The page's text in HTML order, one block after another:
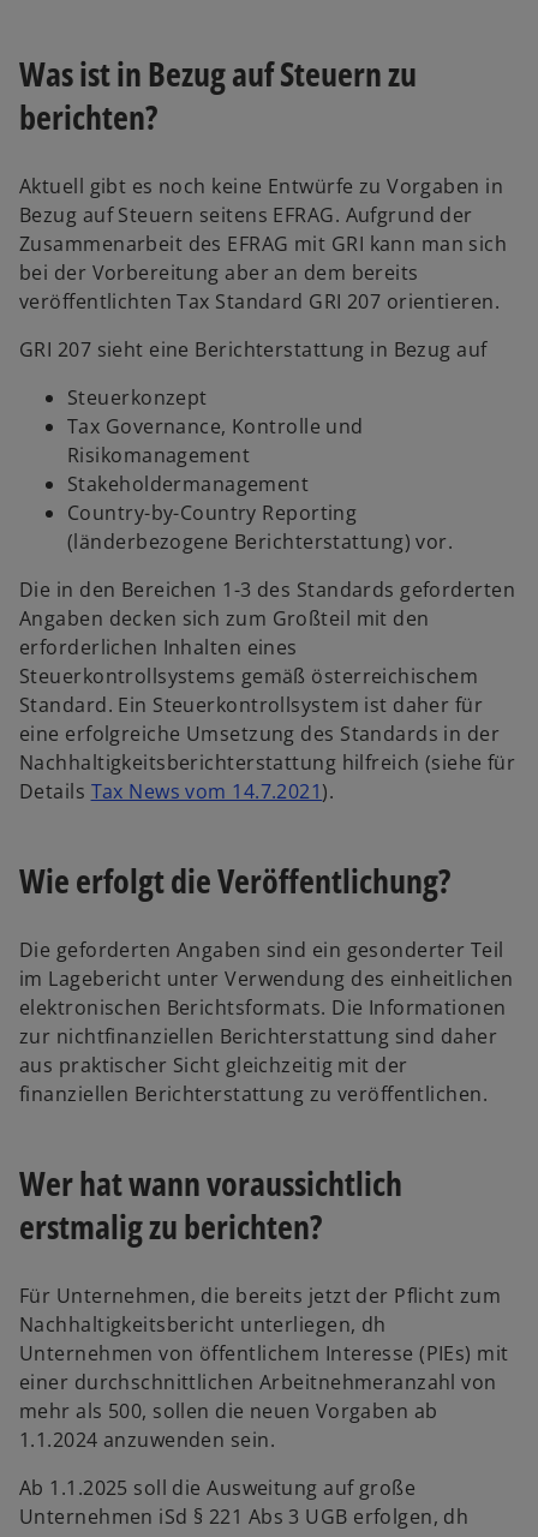
Was ist in Bezug auf Steuern zu
berichten?
Aktuell gibt es noch keine Entwürfe zu Vorgaben in
Bezug auf Steuern seitens EFRAG. Aufgrund der
Zusammenarbeit des EFRAG mit GRI kann man sich
bei der Vorbereitung aber an dem bereits
veröffentlichten Tax Standard GRI 207 orientieren.
GRI 207 sieht eine Berichterstattung in Bezug auf
Steuerkonzept
Tax Governance, Kontrolle und
Risikomanagement
Stakeholdermanagement
Country-by-Country Reporting
(länderbezogene Berichterstattung) vor.
Die in den Bereichen 1-3 des Standards geforderten
Angaben decken sich zum Großteil mit den
erforderlichen Inhalten eines
Steuerkontrollsystems gemäß österreichischem
Standard. Ein Steuerkontrollsystem ist daher für
eine erfolgreiche Umsetzung des Standards in der
Nachhaltigkeitsberichterstattung hilfreich (siehe für
Details Tax News vom 14.7.2021).
Wie erfolgt die Veröffentlichung?
Die geforderten Angaben sind ein gesonderter Teil
im Lagebericht unter Verwendung des einheitlichen
elektronischen Berichtsformats. Die Informationen
zur nichtfinanziellen Berichterstattung sind daher
aus praktischer Sicht gleichzeitig mit der
finanziellen Berichterstattung zu veröffentlichen.
Wer hat wann voraussichtlich
erstmalig zu berichten?
Für Unternehmen, die bereits jetzt der Pflicht zum
Nachhaltigkeitsbericht unterliegen, dh
Unternehmen von öffentlichem Interesse (PIEs) mit
einer durchschnittlichen Arbeitnehmeranzahl von
mehr als 500, sollen die neuen Vorgaben ab
1.1.2024 anzuwenden sein.
Ab 1.1.2025 soll die Ausweitung auf große
Unternehmen iSd § 221 Abs 3 UGB erfolgen, dh